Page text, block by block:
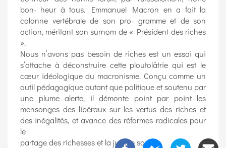
bon- heur à tous. Emmanuel Macron en a fait la
colonne vertébrale de son pro- gramme et de son
action, méritant son surnom de « Président des riches
».
Nous n’avons pas besoin de riches est un essai qui
s’attache à déconstruire cette ploutolâtrie qui est le
cœur idéologique du macronisme. Conçu comme un
outil pédagogique autant que politique et soutenu par
une plume alerte, il démonte point par point les
mensonges des libéraux sur les vertus des riches et
des inégalités, et avance des réformes radicales pour
le
partage des richesses et la justice sociale.